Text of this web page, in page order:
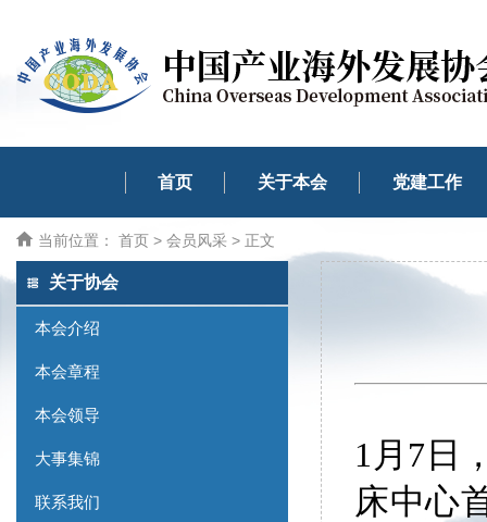
首页 关于本会 党建工作
当前位置： 首页 > 会员风采 > 正文
关于协会
本会介绍
本会章程
本会领导
大事集锦
联系我们
1月7日
床中心